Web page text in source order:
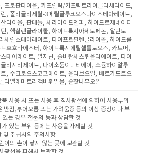
, 프로판다이올, 카프릴릭/카프릭트라이글리세라이드,
, 폴리글리세릴-3메틸글루코오스다이스테아레이트,
다이올, 판테놀, 세라마이드엔피, 하이드로제네이티
틴, 헥실렌글라이콜, 하이드록시아세토페논, 알란토
세릴스테아레이트, 다이프로필렌글라이콜, 하이드롤
호호바에스터, 하이드록시에틸셀룰로오스, 카보머,
테아레이트, 알지닌, 솔비탄세스퀴올리에이트, 다이
리시리제이트, 다이소듐이디티에이, 소듐하이알루
, 수크로오스코코에이트, 올리브오일, 베르가모트오
라엘레미트리검비휘발물, 솔잣나무오일
품 사용 시 또는 사용 후 직사광선에 의하여 사용부위
반점,부어오름 또는 가려움증 등의 이상 증상이나 부
있는 경우 전문의 등과 상담할 것
가 있는 부위 등에는 사용을 자제할 것
및 취급시의 주의사항
이의 손이 닿지 않는 곳에 보관할 것
광선을 피해서 보관할 것